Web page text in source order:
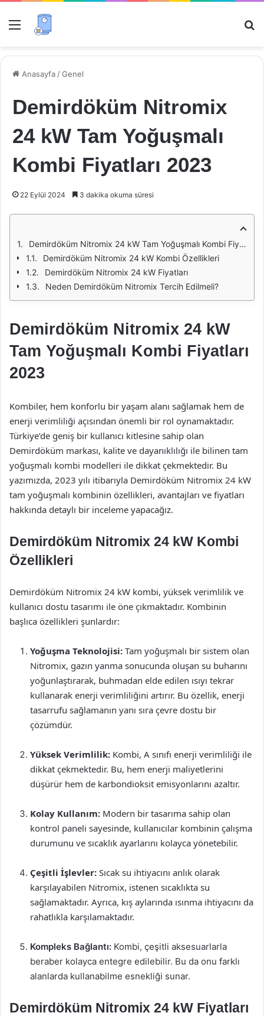
Menü
Anasayfa /Genel
Demirdöküm Nitromix
24 kW Tam Yoğuşmalı
Kombi Fiyatları 2023
22 Eylül 2024 3 dakika okuma süresi
Demirdöküm Nitromix 24 kW Tam Yoğuşmalı Kombi Fiyatları 2023
Demirdöküm Nitromix 24 kW Kombi Özellikleri
Demirdöküm Nitromix 24 kW Fiyatları
Neden Demirdöküm Nitromix Tercih Edilmeli?
Demirdöküm Nitromix 24 kW
Tam Yoğuşmalı Kombi Fiyatları
2023
Kombiler, hem konforlu bir yaşam alanı sağlamak hem de
enerji verimliliği açısından önemli bir rol oynamaktadır.
Türkiye’de geniş bir kullanıcı kitlesine sahip olan
Demirdöküm markası, kalite ve dayanıklılığı ile bilinen tam
yoğuşmalı kombi modelleri ile dikkat çekmektedir. Bu
yazımızda, 2023 yılı itibarıyla Demirdöküm Nitromix 24 kW
tam yoğuşmalı kombinin özellikleri, avantajları ve fiyatları
hakkında detaylı bir inceleme yapacağız.
Demirdöküm Nitromix 24 kW Kombi
Özellikleri
Demirdöküm Nitromix 24 kW kombi, yüksek verimlilik ve
kullanıcı dostu tasarımı ile öne çıkmaktadır. Kombinin
başlıca özellikleri şunlardır:
Yoğuşma Teknolojisi: Tam yoğuşmalı bir sistem olan
Nitromix, gazın yanma sonucunda oluşan su buharını
yoğunlaştırarak, buhmadan elde edilen ısıyı tekrar
kullanarak enerji verimliliğini artırır. Bu özellik, enerji
tasarrufu sağlamanın yanı sıra çevre dostu bir
çözümdür.
Yüksek Verimlilik: Kombi, A sınıfı enerji verimliliği ile
dikkat çekmektedir. Bu, hem enerji maliyetlerini
düşürür hem de karbondioksit emisyonlarını azaltır.
Kolay Kullanım: Modern bir tasarıma sahip olan
kontrol paneli sayesinde, kullanıcılar kombinin çalışma
durumunu ve sıcaklık ayarlarını kolayca yönetebilir.
Çeşitli İşlevler: Sıcak su ihtiyacını anlık olarak
karşılayabilen Nitromix, istenen sıcaklıkta su
sağlamaktadır. Ayrıca, kış aylarında ısınma ihtiyacını da
rahatlıkla karşılamaktadır.
Kompleks Bağlantı: Kombi, çeşitli aksesuarlarla
beraber kolayca entegre edilebilir. Bu da onu farklı
alanlarda kullanabilme esnekliği sunar.
Demirdöküm Nitromix 24 kW Fiyatları